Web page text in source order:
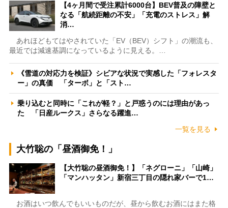
【4ヶ月間で受注累計6000台】BEV普及の障壁と
なる「航続距離の不安」「充電のストレス」解
消…
あれほどもてはやされていた「EV（BEV）シフト」の潮流も、
最近では減速基調になっているように見える。…
《雪道の対応力を検証》シビアな状況で実感した「フォレスタ
ー」の真価 「ターボ」と「スト…
乗り込むと同時に「これが軽？」と戸惑うのには理由があっ
た 「日産ルークス」さらなる躍進…
一覧を見る
大竹聡の「昼酒御免！」
【大竹聡の昼酒御免！】「ネグローニ」「山崎」
「マンハッタン」新宿三丁目の隠れ家バーで1…
お酒はいつ飲んでもいいものだが、昼から飲むお酒にはまた格